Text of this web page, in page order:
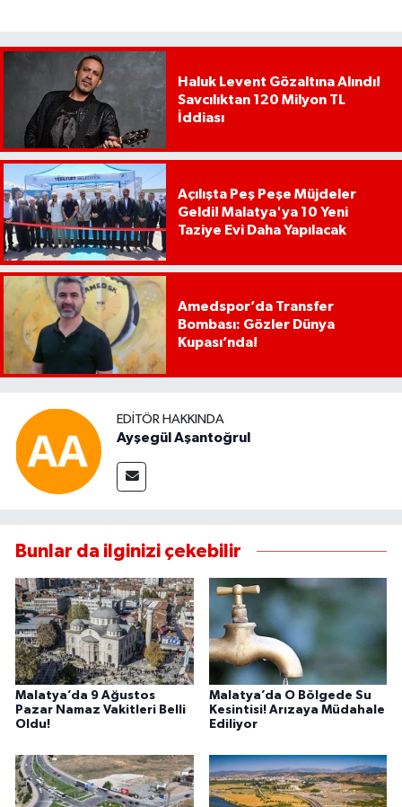
Haluk Levent Gözaltına Alındı!
Savcılıktan 120 Milyon TL
İddiası
Açılışta Peş Peşe Müjdeler
Geldi! Malatya'ya 10 Yeni
Taziye Evi Daha Yapılacak
Amedspor’da Transfer
Bombası: Gözler Dünya
Kupası’nda!
EDITÖR HAKKINDA
Ayşegül Aşantoğrul
Bunlar da ilginizi çekebilir
Malatya’da 9 Ağustos
Pazar Namaz Vakitleri Belli
Oldu!
Malatya’da O Bölgede Su
Kesintisi! Arızaya Müdahale
Ediliyor